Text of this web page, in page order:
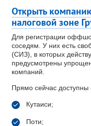
Открыть
налоговой зоне
Для регистрации
соседям. У них есть
(СИЗ), в которых
предусмотрены
компаний.
Прямо сейчас
Кутаиси;
Поти;